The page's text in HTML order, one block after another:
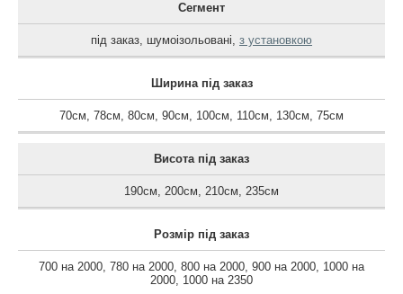
Сегмент
під заказ, шумоізольовані, з установкою
Ширина під заказ
70см, 78см, 80см, 90см, 100см, 110см, 130см, 75см
Висота під заказ
190см, 200см, 210см, 235см
Розмір під заказ
700 на 2000, 780 на 2000, 800 на 2000, 900 на 2000, 1000 на
2000, 1000 на 2350